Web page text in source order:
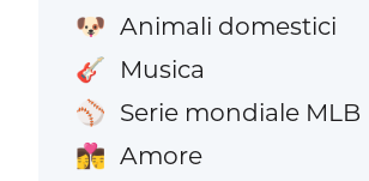
🐶 Animali domestici
🎸 Musica
⚾ Serie mondiale MLB
👩‍❤️‍💋‍👨 Amore